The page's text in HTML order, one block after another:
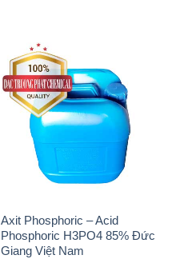
Axit Phosphoric – Acid
Phosphoric H3PO4 85% Đức
Giang Việt Nam